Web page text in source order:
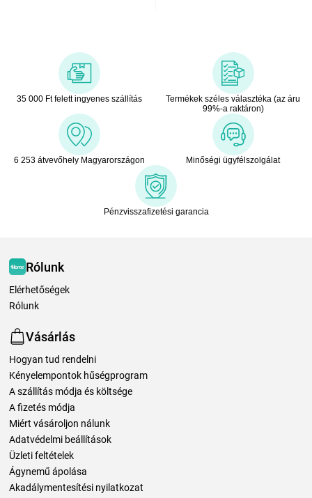
35 000 Ft felett ingyenes szállítás
Termékek széles választéka (az áru
99%-a raktáron)
6 253 átvevőhely Magyarországon Minőségi ügyfélszolgálat
Pénzvisszafizetési garancia
Rólunk
Elérhetőségek
Rólunk
Vásárlás
Hogyan tud rendelni
Kényelempontok hűségprogram
A szállítás módja és költsége
A fizetés módja
Miért vásároljon nálunk
Adatvédelmi beállítások
Üzleti feltételek
Ágynemű ápolása
Akadálymentesítési nyilatkozat